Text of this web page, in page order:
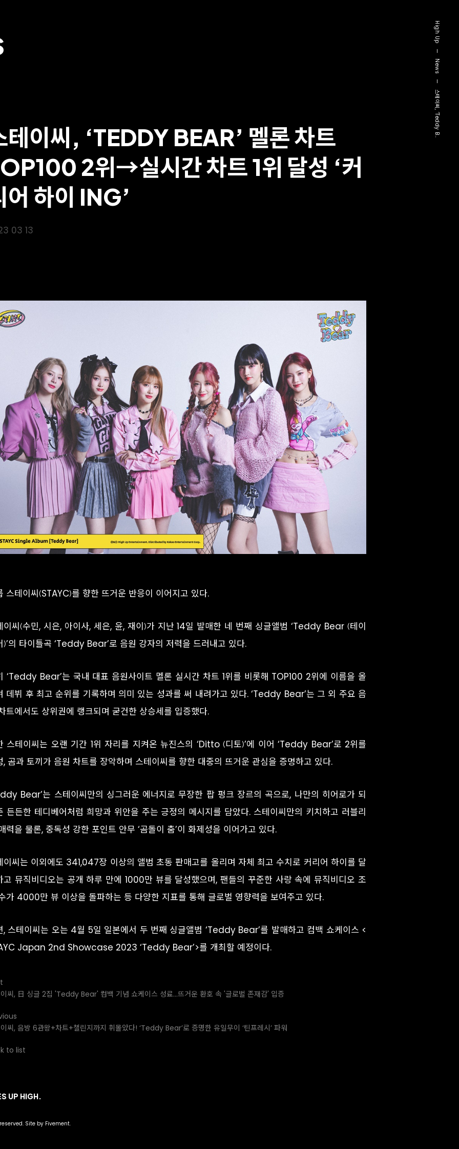
테이씨, ‘TEDDY BEAR’ 멜론 차트
2위→실시간 차트 1위 달성 ‘커
어 하이 ING’
03 13
스테이씨(STAYC)를 향한 뜨거운 반응이 이어지고 있다.
이씨(수민, 시은, 아이사, 세은, 윤, 재이)가 지난 14일 발매한 네 번째 싱글앨범 ‘Teddy Bear (테이
)’의 타이틀곡 ‘Teddy Bear’로 음원 강자의 저력을 드러내고 있다.
‘Teddy Bear’는 국내 대표 음원사이트 멜론 실시간 차트 1위를 비롯해 TOP100 2위에 이름을 올
데뷔 후 최고 순위를 기록하며 의미 있는 성과를 써 내려가고 있다. ‘Teddy Bear’는 그 외 주요 음
트에서도 상위권에 랭크되며 굳건한 상승세를 입증했다.
스테이씨는 오랜 기간 1위 자리를 지켜온 뉴진스의 ‘Ditto (디토)’에 이어 ‘Teddy Bear’로 2위를
, 곰과 토끼가 음원 차트를 장악하며 스테이씨를 향한 대중의 뜨거운 관심을 증명하고 있다.
Bear’는 스테이씨만의 싱그러운 에너지로 무장한 팝 펑크 장르의 곡으로, 나만의 히어로가 되
든든한 테디베어처럼 희망과 위안을 주는 긍정의 메시지를 담았다. 스테이씨만의 키치하고 러블리
력을 물론, 중독성 강한 포인트 안무 ‘곰돌이 춤’이 화제성을 이어가고 있다.
이씨는 이외에도 341,047장 이상의 앨범 초동 판매고를 올리며 자체 최고 수치로 커리어 하이를 달
고 뮤직비디오는 공개 하루 만에 1000만 뷰를 달성했으며, 팬들의 꾸준한 사랑 속에 뮤직비디오 조
가 4000만 뷰 이상을 돌파하는 등 다양한 지표를 통해 글로벌 영향력을 보여주고 있다.
, 스테이씨는 오는 4월 5일 일본에서 두 번째 싱글앨범 ‘Teddy Bear’를 발매하고 컴백 쇼케이스 <
Japan 2nd Showcase 2023 ‘Teddy Bear’>를 개최할 예정이다.
씨, 日 싱글 2집 'Teddy Bear' 컴백 기념 쇼케이스 성료…뜨거운 환호 속 '글로벌 존재감' 입증
씨, 음방 6관왕+차트+챌린지까지 휘몰았다! ‘Teddy Bear’로 증명한 유일무이 ‘틴프레시’ 파워
to list
UP HIGH.
Site by Fivement.
High Up
—
News
스테이씨, ‘Teddy B..